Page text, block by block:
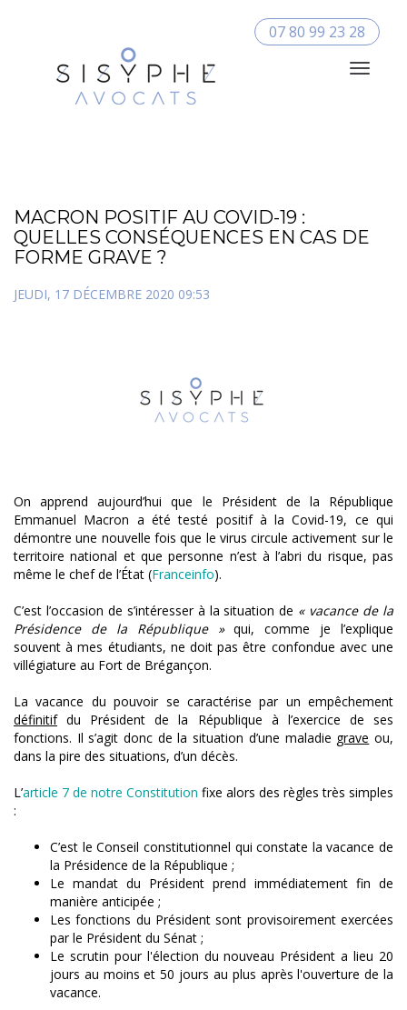
07 80 99 23 28
Toggle
MACRON POSITIF AU COVID-19 :
QUELLES CONSÉQUENCES EN CAS DE
FORME GRAVE ?
JEUDI, 17 DÉCEMBRE 2020 09:53
On apprend aujourd’hui que le Président de la République
Emmanuel Macron a été testé positif à la Covid-19, ce qui
démontre une nouvelle fois que le virus circule activement sur le
territoire national et que personne n’est à l’abri du risque, pas
même le chef de l’État (Franceinfo).
C’est l’occasion de s’intéresser à la situation de « vacance de la
Présidence de la République »qui, comme je l’explique
souvent à mes étudiants, ne doit pas être confondue avec une
villégiature au Fort de Brégançon.
La vacance du pouvoir se caractérise par un empêchement
définitifdu Président de la République à l’exercice de ses
fonctions. Il s’agit donc de la situation d’une maladie grave ou,
dans la pire des situations, d’un décès.
L’article 7 de notre Constitution fixe alors des règles très simples
:
C’est le Conseil constitutionnel qui constate la vacance de
la Présidence de la République ;
Le mandat du Président prend immédiatement fin de
manière anticipée ;
Les fonctions du Président sont provisoirement exercées
par le Président du Sénat ;
Le scrutin pour l'élection du nouveau Président a lieu 20
jours au moins et 50 jours au plus après l'ouverture de la
vacance.